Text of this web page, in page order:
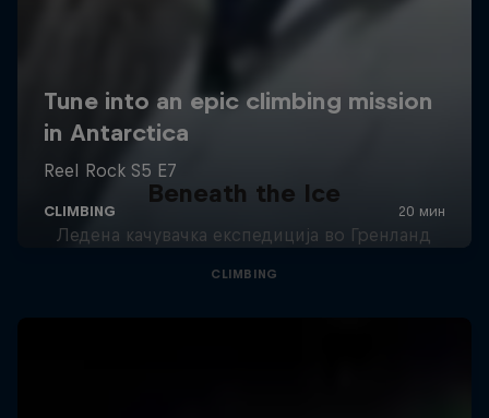
Beneath the Ice
Ледена качувачка експедиција во Гренланд
CLIMBING